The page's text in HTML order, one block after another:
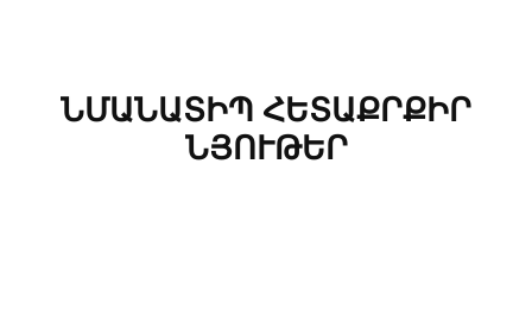
ՆՄԱՆԱՏԻՊ ՀԵՏԱՔՐՔԻՐ
ՆՅՈՒԹԵՐ